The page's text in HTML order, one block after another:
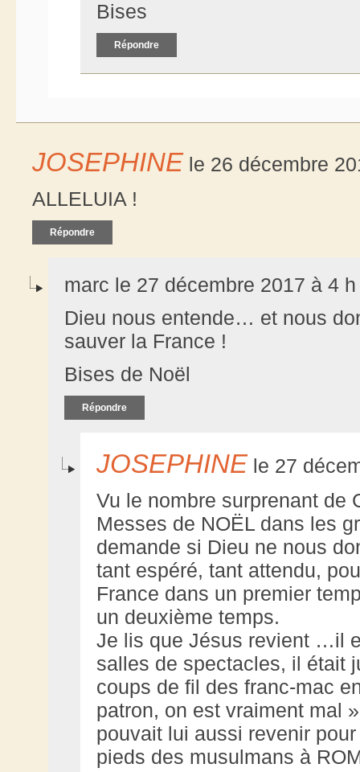
Bises
Répondre
JOSEPHINE le 26 décembre
ALLELUIA !
Répondre
marc le 27 décembre 2017 à 4
Dieu nous entende… et nous
sauver la France !
Bises de Noël
Répondre
JOSEPHINE le 27
Vu le nombre surprenant de
Messes de NOËL dans les
demande si Dieu ne nous
tant espéré, tant attendu,
France dans un premier
un deuxième temps.
Je lis que Jésus revient …il
salles de spectacles, il était
coups de fil des franc-mac
patron, on est vraiment mal
pouvait lui aussi revenir
pieds des musulmans à